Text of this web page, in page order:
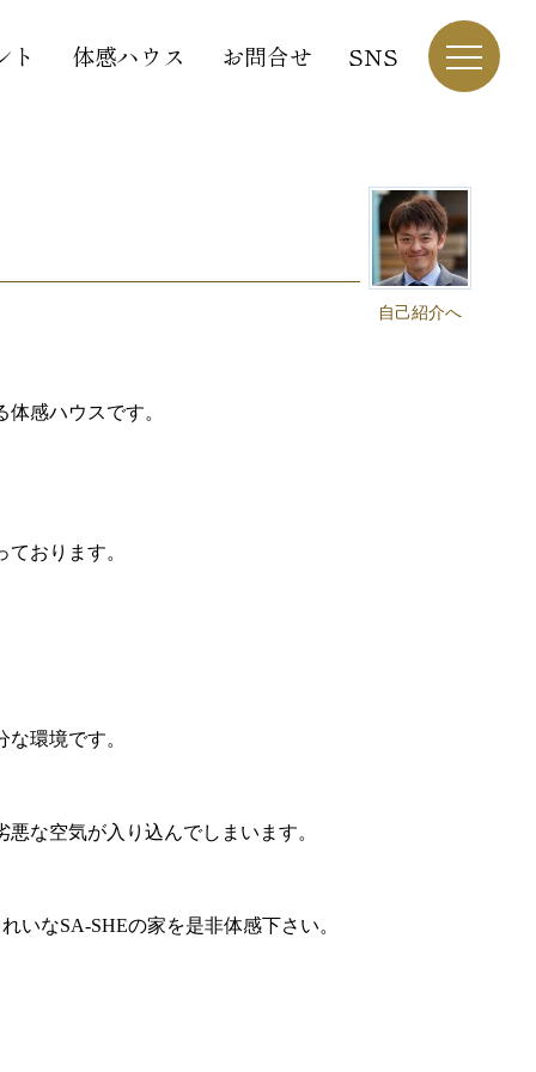
ト 体感ハウス お問合せ SNS
自己紹介へ
感ハウスです。
おります。
環境です。
な空気が入り込んでしまいます。
いなSA-SHEの家を是非体感下さい。